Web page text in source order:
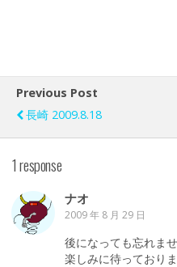
Previous Post
長崎 2009.8.18
1 response
ナオ
2009 年 8 月 29 日
後になっても忘れま
楽しみに待っており